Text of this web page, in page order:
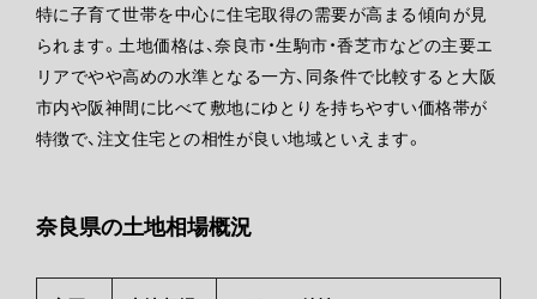
特に子育て世帯を中心に住宅取得の需要が高まる傾向が見
られます。土地価格は、奈良市・生駒市・香芝市などの主要エ
リアでやや高めの水準となる一方、同条件で比較すると大阪
市内や阪神間に比べて敷地にゆとりを持ちやすい価格帯が
特徴で、注文住宅との相性が良い地域といえます。
奈良県の土地相場概況